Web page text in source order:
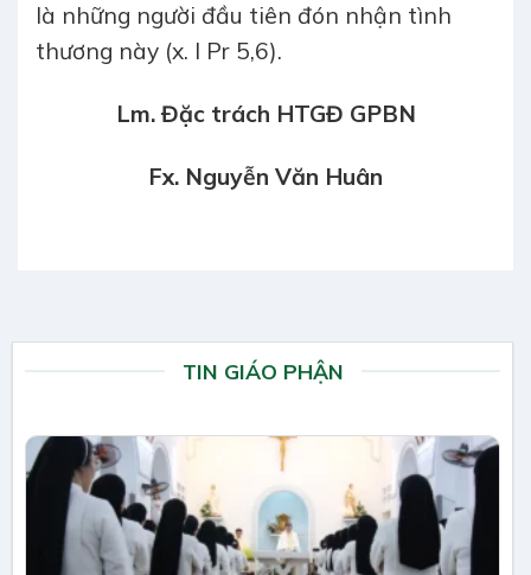
là những người đầu tiên đón nhận tình
thương này (x. l Pr 5,6).
Lm. Đặc trách HTGĐ GPBN
Fx. Nguyễn Văn Huân
TIN GIÁO PHẬN